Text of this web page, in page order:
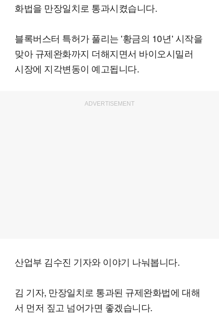
화법을 만장일치로 통과시켰습니다.
블록버스터 특허가 풀리는 '황금의 10년' 시작을
맞아 규제완화까지 더해지면서 바이오시밀러
시장에 지각변동이 예고됩니다.
ADVERTISEMENT
산업부 김수진 기자와 이야기 나눠봅니다.
김 기자, 만장일치로 통과된 규제완화법에 대해
서 먼저 짚고 넘어가면 좋겠습니다.